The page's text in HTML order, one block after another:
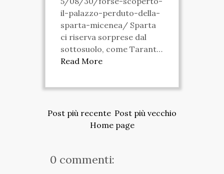
il-palazzo-perduto-della-
sparta-micenea/ Sparta
ci riserva sorprese dal
sottosuolo, come Tarant…
Read More
Post più recente Post più vecchio
Home page
0 commenti: